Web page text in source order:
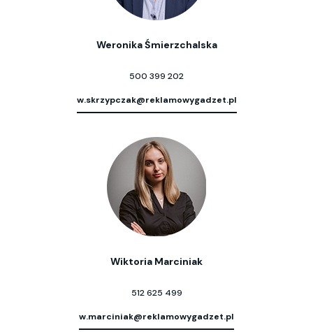
Weronika Śmierzchalska
500 399 202
w.skrzypczak@reklamowygadzet.pl
Wiktoria Marciniak
512 625 499
w.marciniak@reklamowygadzet.pl